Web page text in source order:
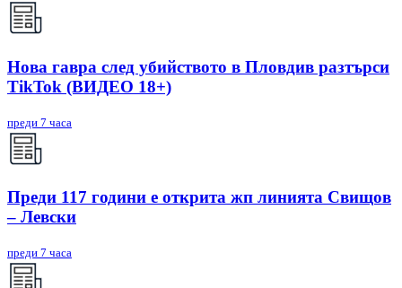
Нова гавра след убийството в Пловдив разтърси
TikTok (ВИДЕО 18+)
преди 7 часа
Преди 117 години е открита жп линията Свищов
– Левски
преди 7 часа